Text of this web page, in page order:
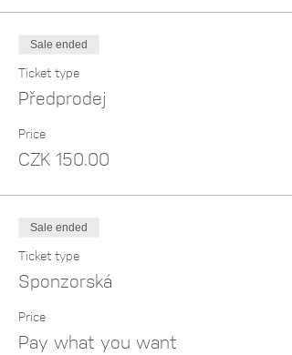
Sale ended
Ticket type
Předprodej
Price
CZK 150.00
Sale ended
Ticket type
Sponzorská
Price
Pay what you want